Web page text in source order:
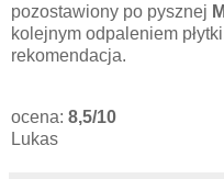
pozostawiony po pysznej
kolejnym odpaleniem
rekomendacja.
ocena: 8,5/10
Lukas